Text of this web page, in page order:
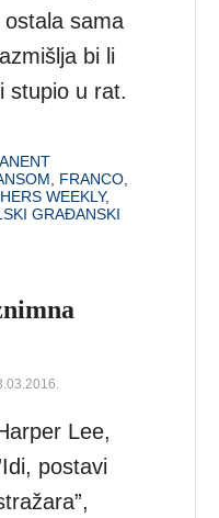
sama
bi li
stupio u rat.
, FRANCO,
WEEKLY,
GRAĐANSKI
Lee,
postavi